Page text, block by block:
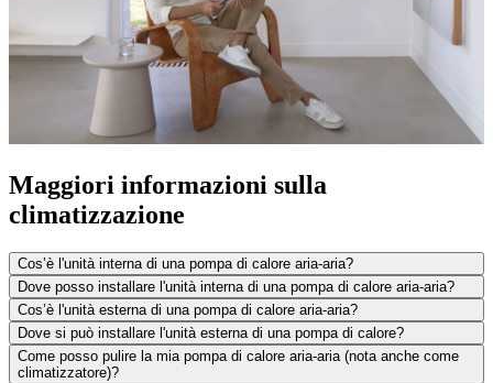
Maggiori informazioni sulla
climatizzazione
Cos’è l'unità interna di una pompa di calore aria-aria?
Dove posso installare l'unità interna di una pompa di calore aria-aria?
Cos’è l'unità esterna di una pompa di calore aria-aria?
Dove si può installare l'unità esterna di una pompa di calore?
Come posso pulire la mia pompa di calore aria-aria (nota anche come
climatizzatore)?